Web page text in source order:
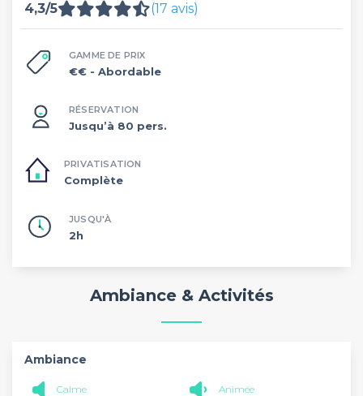
4,3/5 (17 avis)
GAMME DE PRIX
€€ - Abordable
RÉSERVATION
Jusqu’à 80 pers.
PRIVATISATION
Complète
JUSQU'À
2h
Ambiance & Activités
Ambiance
Calme Animée